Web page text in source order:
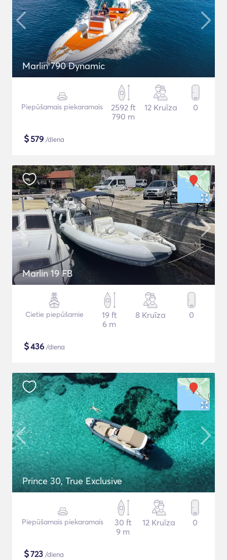
Marlin 790 Dynamic
Piepūšamais piekaramais
2592 ft
790 m
12 Kruīza 0
$579 /diena
Marlin 19 FB
Cietie piepūšamie
19 ft
6 m
8 Kruīza 0
$436 /diena
Prince 30, True Exclusive
Piepūšamais piekaramais
30 ft
9 m
12 Kruīza 0
$723 /diena